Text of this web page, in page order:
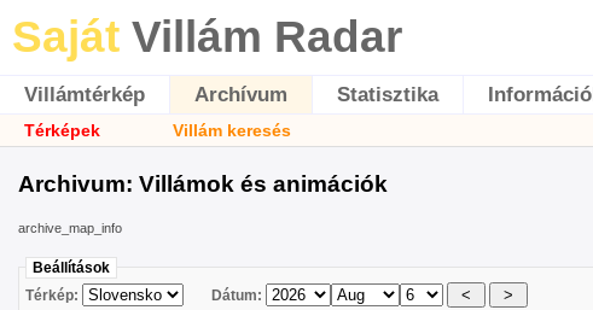
Saját Villám Radar
Villámtérkép Archívum Statisztika
Térképek Villám keresés
Archivum: Villámok és animációk
archive_map_info
Beállítások
Térkép:
Dátum: